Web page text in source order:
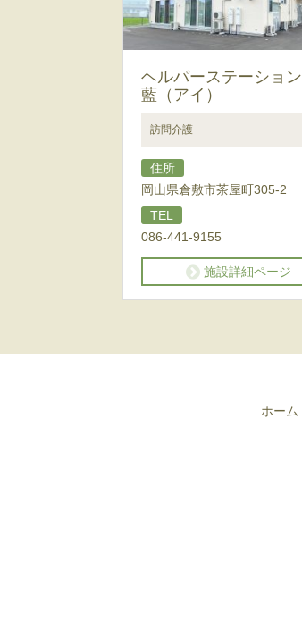
ヘルパーステーション
藍（アイ）
訪問介護
住所
岡山県倉敷市茶屋町305-2
TEL
086-441-9155
施設詳細ページ
ホーム